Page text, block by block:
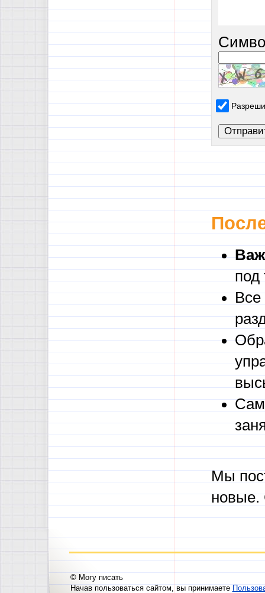
Все
Мы
новые.
© Могу писать
Начав пользоваться сайтом, вы принимаете